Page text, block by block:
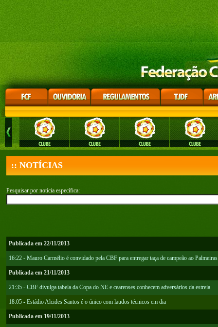
:: NOTÍCIAS
Pesquisar por notícia específica:
Publicada em 22/11/2013
16:22 - Mauro Carmélio é convidado pela CBF para entregar taça de campeão ao Palmeiras
Publicada em 21/11/2013
21:35 - CBF divulga tabela da Copa do NE e cearenses conhecem adversários da estreia
18:05 - Estádio Alcides Santos é o único com laudos técnicos em dia
Publicada em 19/11/2013